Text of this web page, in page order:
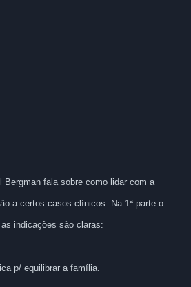
Bergman fala sobre como lidar com a
a certos casos clínicos. Na 1ª parte o
indicações são claras:
p/ equilibrar a família.